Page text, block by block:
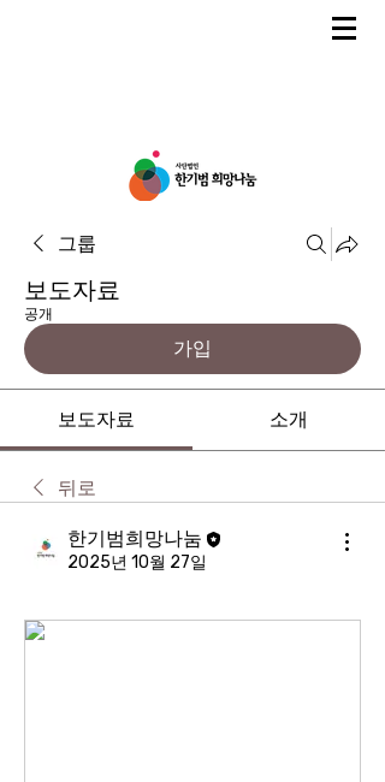
그룹
보도자료
공개
가입
보도자료 소개
뒤로
한기범희망나눔
2025년 10월 27일